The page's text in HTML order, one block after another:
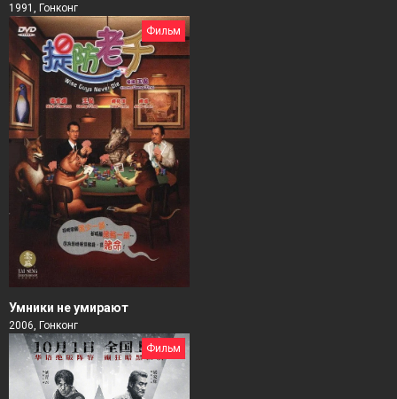
1991, Гонконг
Фильм
Умники не умирают
2006, Гонконг
Фильм